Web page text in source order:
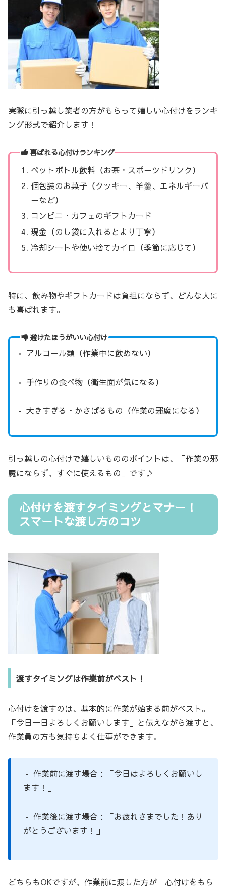
実際に引っ越し業者の方がもらって嬉しい心付けをランキ
ング形式で紹介します！
喜ばれる心付けランキング
ペットボトル飲料（お茶・スポーツドリンク）
個包装のお菓子（クッキー、羊羹、エネルギーバ
ーなど）
コンビニ・カフェのギフトカード
現金（のし袋に入れるとより丁寧）
冷却シートや使い捨てカイロ（季節に応じて）
特に、飲み物やギフトカードは負担にならず、どんな人に
も喜ばれます。
避けたほうがいい心付け
• アルコール類（作業中に飲めない）
• 手作りの食べ物（衛生面が気になる）
• 大きすぎる・かさばるもの（作業の邪魔になる）
引っ越しの心付けで嬉しいもののポイントは、「作業の邪
魔にならず、すぐに使えるもの」です♪
心付けを渡すタイミングとマナー！
スマートな渡し方のコツ
渡すタイミングは作業前がベスト！
心付けを渡すのは、基本的に作業が始まる前がベスト。
「今日一日よろしくお願いします」と伝えながら渡すと、
作業員の方も気持ちよく仕事ができます。
• 作業前に渡す場合：「今日はよろしくお願いし
ます！」
• 作業後に渡す場合：「お疲れさまでした！あり
がとうございます！」
どちらもOKですが、作業前に渡した方が「心付けをもら